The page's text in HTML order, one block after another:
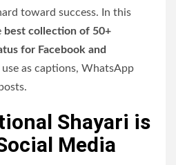
toward success. In this
best collection of 50+
for Facebook and
as captions, WhatsApp
Shayari is
Media